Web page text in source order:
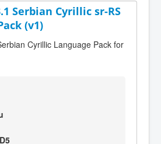
Serbian Cyrillic sr-RS
(v1)
Cyrillic Language Pack for